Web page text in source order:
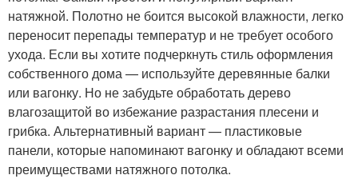
натяжной. Полотно не боится высокой влажности, легко
переносит перепады температур и не требует особого
ухода. Если вы хотите подчеркнуть стиль оформления
собственного дома — используйте деревянные балки
или вагонку. Но не забудьте обработать дерево
влагозащитой во избежание разрастания плесени и
грибка. Альтернативный вариант — пластиковые
панели, которые напоминают вагонку и обладают всеми
преимуществами натяжного потолка.